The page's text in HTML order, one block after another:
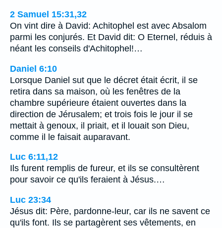
2 Samuel 15:31,32
On vint dire à David: Achitophel est avec Absalom
parmi les conjurés. Et David dit: O Eternel, réduis à
néant les conseils d'Achitophel!…
Daniel 6:10
Lorsque Daniel sut que le décret était écrit, il se
retira dans sa maison, où les fenêtres de la
chambre supérieure étaient ouvertes dans la
direction de Jérusalem; et trois fois le jour il se
mettait à genoux, il priait, et il louait son Dieu,
comme il le faisait auparavant.
Luc 6:11,12
Ils furent remplis de fureur, et ils se consultèrent
pour savoir ce qu'ils feraient à Jésus.…
Luc 23:34
Jésus dit: Père, pardonne-leur, car ils ne savent ce
qu'ils font. Ils se partagèrent ses vêtements, en